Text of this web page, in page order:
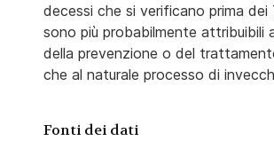
decessi che si verificano prima dei
sono più probabilmente attribuibili
della prevenzione o del
che al naturale processo di
Fonti dei dati